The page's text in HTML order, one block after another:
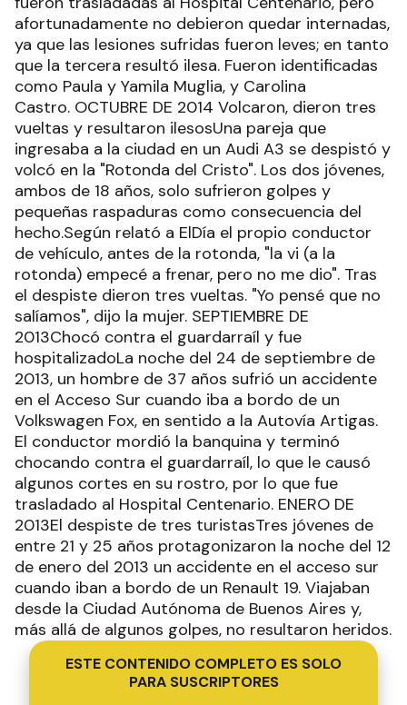
afortunadamente no debieron quedar internadas,
ya que las lesiones sufridas fueron leves; en tanto
que la tercera resultó ilesa. Fueron identificadas
como Paula y Yamila Muglia, y Carolina
Castro. OCTUBRE DE 2014 Volcaron, dieron tres
vueltas y resultaron ilesosUna pareja que
ingresaba a la ciudad en un Audi A3 se despistó y
volcó en la "Rotonda del Cristo". Los dos jóvenes,
ambos de 18 años, solo sufrieron golpes y
pequeñas raspaduras como consecuencia del
hecho.Según relató a ElDía el propio conductor
de vehículo, antes de la rotonda, "la vi (a la
rotonda) empecé a frenar, pero no me dio". Tras
el despiste dieron tres vueltas. "Yo pensé que no
salíamos", dijo la mujer. SEPTIEMBRE DE
2013Chocó contra el guardarraíl y fue
hospitalizadoLa noche del 24 de septiembre de
2013, un hombre de 37 años sufrió un accidente
en el Acceso Sur cuando iba a bordo de un
Volkswagen Fox, en sentido a la Autovía Artigas.
El conductor mordió la banquina y terminó
chocando contra el guardarraíl, lo que le causó
algunos cortes en su rostro, por lo que fue
trasladado al Hospital Centenario. ENERO DE
2013El despiste de tres turistasTres jóvenes de
entre 21 y 25 años protagonizaron la noche del 12
de enero del 2013 un accidente en el acceso sur
cuando iban a bordo de un Renault 19. Viajaban
desde la Ciudad Autónoma de Buenos Aires y,
más allá de algunos golpes, no resultaron heridos.
ESTE CONTENIDO COMPLETO ES SOLO
PARA SUSCRIPTORES